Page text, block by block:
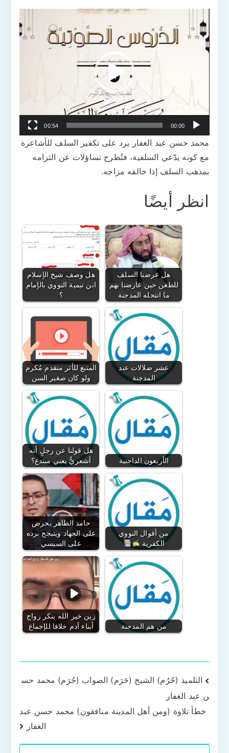
مشغل
الفيديو
00:00
00:54
محمد حسن عبد الغفار يرد على تكفير السلف للأشاعرة
مع كونه يدّعي السلفية، فتُطرح تساؤلات عن التزامه
بمذهب السلف إذا خالفه مزاجه.
انظر أيضًا
هل وصف شيخ الإسلام
ابن تيمية النووي بالإمام
؟
هل عرضنا السلف
للطعن حين عارضنا بهم
ما انتحله المدجنة
المتبع للأثر متقدم مُكرم
ولو كان صغير السن
عشر ضلالات عند
المدجنة
هل قولنا عن رجلٍ أنه
أشعريٌّ يعني مبتدع؟
الأربعون الداجنية
حامد الطاهر يحرض
على الجهاد ويتبجح برده
على السيسي
من أقوال النووي
الكفرية
زين خير الله ينكر زواج
أبناء آدم خلافا للإجماع
من هم المدجنة
تصفّح
المقالات
التلميذ (حُرُم) الشيخ (حَرَم) الصواب (حُرَم) محمد حس
ن عبد الغفار
خطأ تلاوة (ومن أهل المدينة منافقون) محمد حسن عبد
الغفار